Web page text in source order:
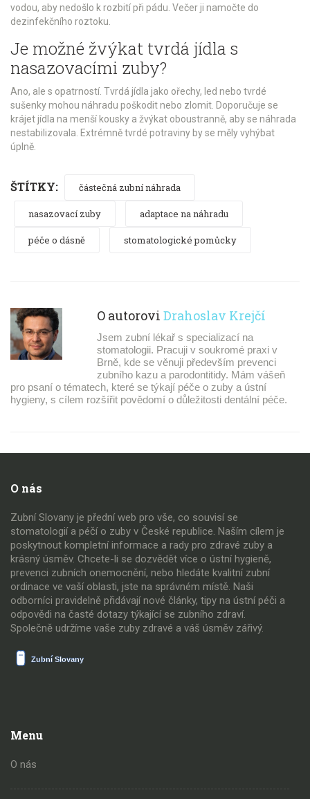
vodou, aby nedošlo k rozbití při pádu. Večer ji namočte do
dezinfekčního roztoku.
Je možné žvýkat tvrdá jídla s
nasazovacími zuby?
Ano, ale s opatrností. Tvrdá jídla jako ořechy, led nebo tvrdé
sušenky mohou náhradu poškodit nebo zlomit. Doporučuje se
krájet jídla na menší kousky a žvýkat oboustranně, aby se náhrada
nestabilizovala. Extrémně tvrdé potraviny by se měly vyhýbat
úplně.
ŠTÍTKY: částečná zubní náhrada
nasazovací zuby adaptace na náhradu
péče o dásně stomatologické pomůcky
O autorovi Drahoslav Krejčí
Jsem zubní lékař s specializací na
stomatologii. Pracuji v soukromé praxi v
Brně, kde se věnuji především prevenci
zubního kazu a parodontitidy. Mám vášeň
pro psaní o tématech, které se týkají péče o zuby a ústní
hygieny, s cílem rozšířit povědomí o důležitosti dentální péče.
O nás
Zubní Slovany je přední web pro vše, co souvisí se
stomatologií a péčí o zuby v České republice. Naším cílem je
poskytnout kompletní informace a rady pro zdravé zuby a
krásný úsměv. Chcete-li se dozvědět více o ústní hygieně,
prevenci zubních onemocnění, nebo hledáte kvalitní zubní
ordinace ve vaší oblasti, jste na správném místě. Naši
odborníci pravidelně přidávají nové články, tipy na ústní péči a
odpovědi na časté dotazy týkající se zubního zdraví.
Společně udržíme vaše zuby zdravé a váš úsměv zářivý.
Menu
O nás